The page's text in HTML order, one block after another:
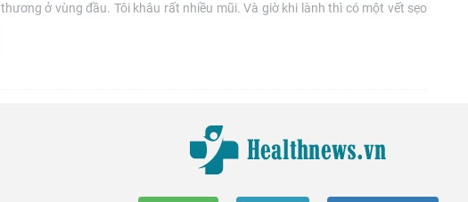
thương ở vùng đầu. Tôi khâu rất nhiều mũi. Và giờ khi lành thì có một vết sẹo